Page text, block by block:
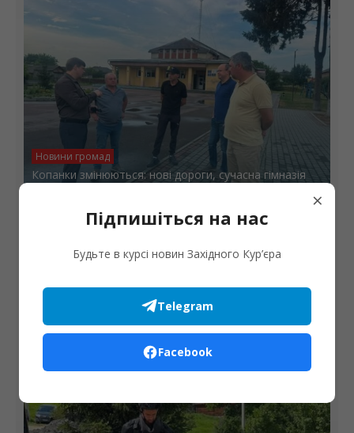
Новини громад
Копанки змінюються: нові дороги, сучасна гімназія
На Рогатинщині прокуратура через суд вимагає від
оренду землі
×
Підпишіться на нас
Будьте в курсі новин Західного Кур’єра
Telegram
Facebook